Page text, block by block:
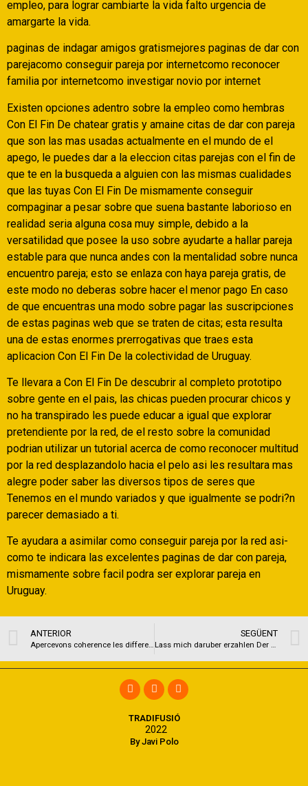
empleo, para lograr cambiarte la vida falto urgencia de
amargarte la vida.
paginas de indagar amigos gratismejores paginas de dar con
parejacomo conseguir pareja por internetcomo reconocer
familia por internetcomo investigar novio por internet
Existen opciones adentro sobre la empleo como hembras
Con El Fin De chatear gratis y amaine citas de dar con pareja
que son las mas usadas actualmente en el mundo de el
apego, le puedes dar a la eleccion citas parejas con el fin de
que te en la busqueda a alguien con las mismas cualidades
que las tuyas Con El Fin De mismamente conseguir
compaginar a pesar sobre que suena bastante laborioso en
realidad seri­a alguna cosa muy simple, debido a la
versatilidad que posee la uso sobre ayudarte a hallar pareja
estable para que nunca andes con la mentalidad sobre nunca
encuentro pareja; esto se enlaza con haya pareja gratis, de
este modo no deberas sobre hacer el menor pago En caso
de que encuentras una modo sobre pagar las suscripciones
de estas paginas web que se traten de citas; esta resulta
una de estas enormes prerrogativas que traes esta
aplicacion Con El Fin De la colectividad de Uruguay.
Te llevara a Con El Fin De descubrir al completo prototipo
sobre gente en el pais, las chicas pueden procurar chicos y
no ha transpirado les puede educar a igual que explorar
pretendiente por la red, de el resto sobre la comunidad
podri­an utilizar un tutorial acerca de como reconocer multitud
por la red desplazandolo hacia el pelo asi les resultara mas
alegre poder saber las diversos tipos de seres que
Tenemos en el mundo variados y que igualmente se podri?n
parecer demasiado a ti.
Te ayudara a asimilar como conseguir pareja por la red asi­
como te indicara las excelentes paginas de dar con pareja,
mismamente sobre facil podra ser explorar pareja en
Uruguay.
ANTERIOR
Apercevons coherence les differentes capacites vrais computation payants dans accordons dans 2 semaines
SEGÜENT
Lass mich daruber erzahlen Der goldne Hutte
By Javi Polo
TRADIFUSIÓ
2022